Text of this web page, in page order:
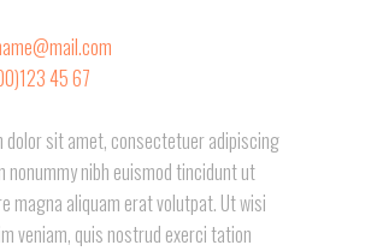
45 67
dolor sit amet, consectetuer adipiscing
nonummy nibh euismod tincidunt ut
magna aliquam erat volutpat. Ut wisi
veniam, quis nostrud exerci tation